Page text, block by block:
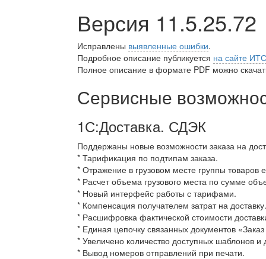
Версия 11.5.25.72
Исправлены выявленные ошибки.
Подробное описание публикуется на сайте ИТС
Полное описание в формате PDF можно
Сервисные
1С:Доставка. СДЭК
Поддержаны новые возможности заказа на
* Тарификация по подтипам заказа.
* Отражение в грузовом месте группы товаров
* Расчет объема грузового места по сумме
* Новый интерфейс работы с тарифами.
* Компенсация получателем затрат на доставку.
* Расшифровка фактической стоимости
* Единая цепочку связанных документов
* Увеличено количество доступных шаблонов
* Вывод номеров отправлений при печати.